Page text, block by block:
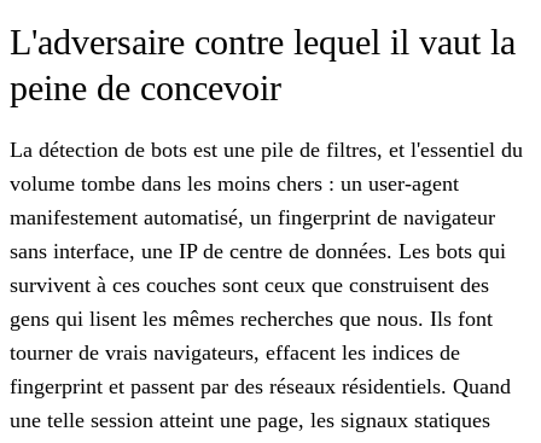
L'adversaire contre lequel il vaut la
peine de concevoir
La détection de bots est une pile de filtres, et l'essentiel du
volume tombe dans les moins chers : un user-agent
manifestement automatisé, un fingerprint de navigateur
sans interface, une IP de centre de données. Les bots qui
survivent à ces couches sont ceux que construisent des
gens qui lisent les mêmes recherches que nous. Ils font
tourner de vrais navigateurs, effacent les indices de
fingerprint et passent par des réseaux résidentiels. Quand
une telle session atteint une page, les signaux statiques